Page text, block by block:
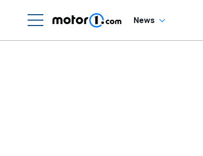
News